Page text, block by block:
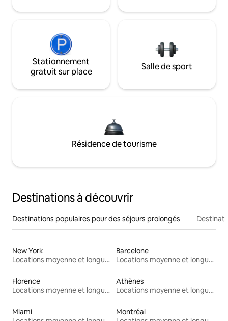
Stationnement
gratuit sur place
Salle de sport
Résidence de tourisme
Destinations à découvrir
Destinations populaires pour des séjours prolongés
New York
Locations moyenne et longue durée
Barcelone
Locations moyenne et longue durée
Florence
Locations moyenne et longue durée
Athènes
Locations moyenne et longue durée
Miami
Montréal